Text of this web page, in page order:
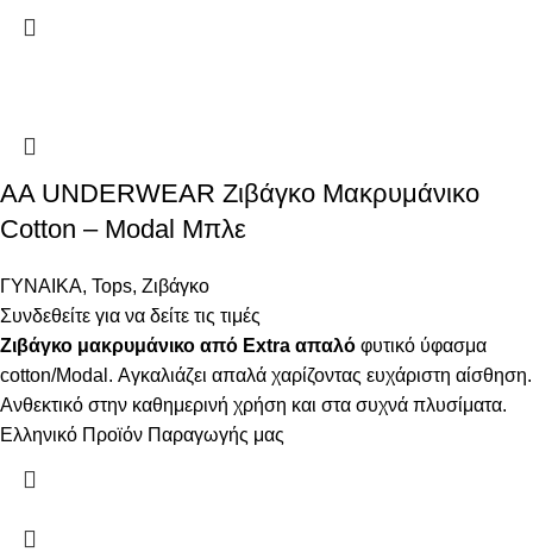
AA UNDERWEAR Ζιβάγκο Μακρυμάνικο
Cotton – Modal Μπλε
ΓΥΝΑΙΚΑ, Tops, Ζιβάγκο
Συνδεθείτε για να δείτε τις τιμές
Ζιβάγκο μακρυμάνικο από Extra απαλό φυτικό ύφασμα
cotton/Modal. Αγκαλιάζει απαλά χαρίζοντας ευχάριστη αίσθηση.
Ανθεκτικό στην καθημερινή χρήση και στα συχνά πλυσίματα.
Ελληνικό Προϊόν Παραγωγής μας